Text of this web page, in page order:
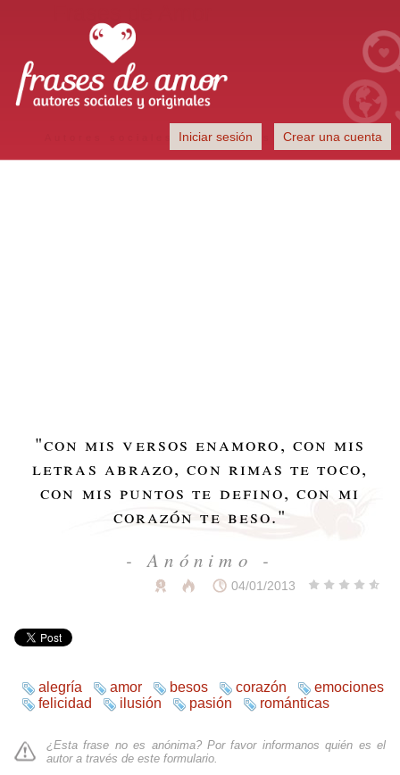
Autores sociales y originales
Iniciar sesión Crear una cuenta
"con mis versos enamoro, con mis
letras abrazo, con rimas te toco,
con mis puntos te defino, con mi
corazón te beso."
- Anónimo -
04/01/2013
alegría amor besos corazón
emociones
felicidad
ilusión pasión románticas
¿Esta frase no es anónima? Por favor informanos quién es el
autor a través de este formulario